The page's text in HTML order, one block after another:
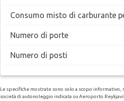
Consumo misto di carburante
Numero di porte
Numero di posti
Le specifiche mostrate sono solo a scopo
società di autonoleggio indicata su Aeroporto